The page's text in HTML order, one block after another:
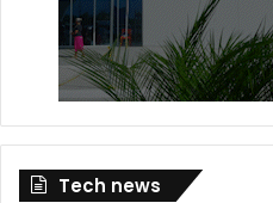
Tech news